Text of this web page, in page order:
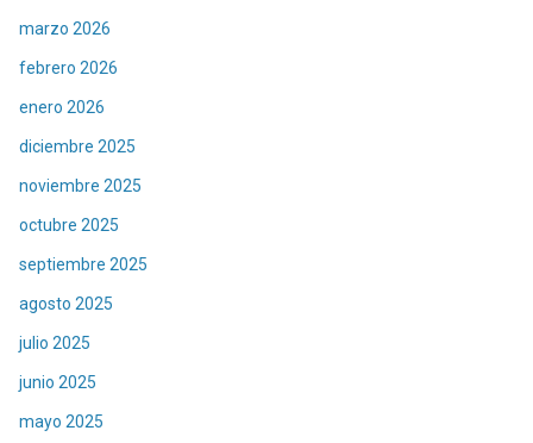
marzo 2026
febrero 2026
enero 2026
diciembre 2025
noviembre 2025
octubre 2025
septiembre 2025
agosto 2025
julio 2025
junio 2025
mayo 2025